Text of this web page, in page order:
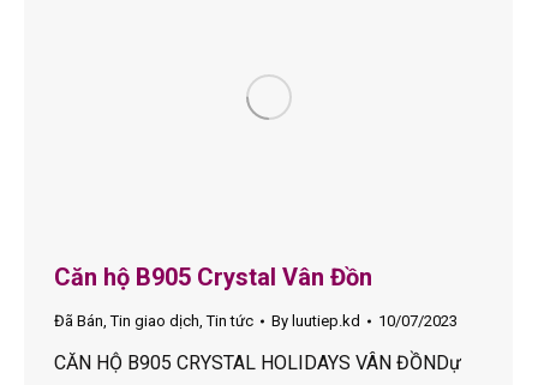
Căn hộ B905 Crystal Vân Đồn
Đã Bán,Tin giao dịch,Tin tức By luutiep.kd 10/07/2023
CĂN HỘ B905 CRYSTAL HOLIDAYS VÂN ĐỒNDự